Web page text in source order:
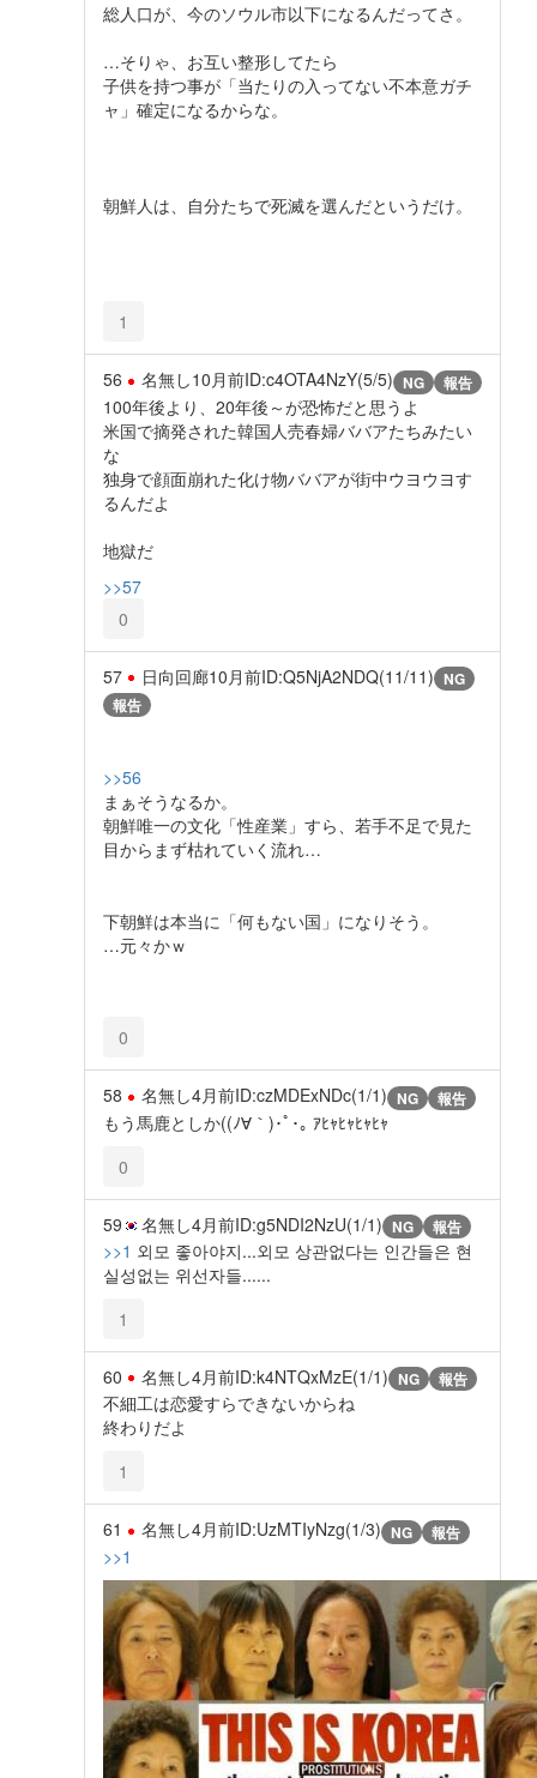
総人口が、今のソウル市以下になるんだってさ。
…そりゃ、お互い整形してたら
子供を持つ事が「当たりの入ってない不本意ガチ
ャ」確定になるからな。
朝鮮人は、自分たちで死滅を選んだというだけ。
1
56 名無し10月前ID:c4OTA4NzY(5/5) NG 報告
100年後より、20年後～が恐怖だと思うよ
米国で摘発された韓国人売春婦ババアたちみたい
な
独身で顔面崩れた化け物ババアが街中ウヨウヨす
るんだよ
地獄だ
>>57
0
57 日向回廊10月前ID:Q5NjA2NDQ(11/11) NG
報告
>>56
まぁそうなるか。
朝鮮唯一の文化「性産業」すら、若手不足で見た
目からまず枯れていく流れ…
下朝鮮は本当に「何もない国」になりそう。
…元々かｗ
0
58 名無し4月前ID:czMDExNDc(1/1) NG 報告
もう馬鹿としか((ﾉ∀｀)･ﾟ･｡ ｱﾋｬﾋｬﾋｬﾋｬ
0
59 名無し4月前ID:g5NDI2NzU(1/1) NG 報告
>>1 외모 좋아야지...외모 상관없다는 인간들은 현
실성없는 위선자들......
1
60 名無し4月前ID:k4NTQxMzE(1/1) NG 報告
不細工は恋愛すらできないからね
終わりだよ
1
61 名無し4月前ID:UzMTIyNzg(1/3) NG 報告
>>1